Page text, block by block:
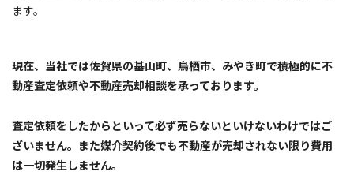
ます。
現在、当社では佐賀県の基山町、鳥栖市、みやき町で積極的に不
動産査定依頼や不動産売却相談を承っております。
査定依頼をしたからといって必ず売らないといけないわけではご
ざいません。また媒介契約後でも不動産が売却されない限り費用
は一切発生しません。